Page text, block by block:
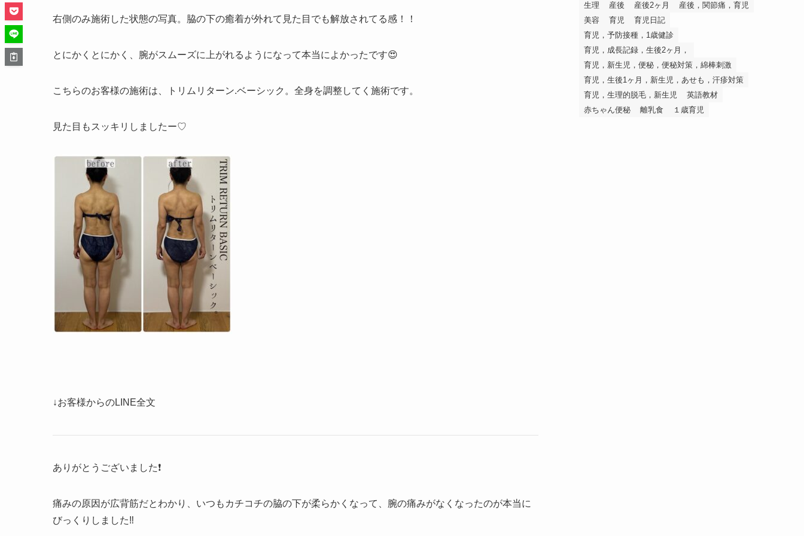
右側のみ施術した状態の写真。脇の下の癒着が外れて見た目でも解放されてる感！！
とにかくとにかく、腕がスムーズに上がれるようになって本当によかったです😍
こちらのお客様の施術は、トリムリターン.ベーシック。全身を調整してく施術です。
見た目もスッキリしましたー♡
↓お客様からのLINE全文
ありがとうございました❗️
痛みの原因が広背筋だとわかり、いつもカチコチの脇の下が柔らかくなって、腕の痛みがなくなったのが本当に
びっくりしました‼️
生理
産後 産後2ヶ月
産後，関節痛，育児
美容
育児
育児日記
育児，予防接種，1歳健診
育児，成長記録，生後2ヶ月，
育児，新生児，便秘，便秘対策，綿棒刺激
育児，生後1ヶ月，新生児，あせも，汗疹対策
育児，生理的脱毛，新生児
英語教材
赤ちゃん便秘
離乳食 １歳育児